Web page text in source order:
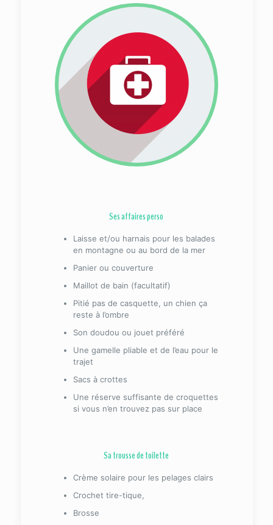
Ses affaires perso
Laisse et/ou harnais pour les balades
en montagne ou au bord de la mer
Panier ou couverture
Maillot de bain (facultatif)
Pitié pas de casquette, un chien ça
reste à l’ombre
Son doudou ou jouet préféré
Une gamelle pliable et de l’eau pour le
trajet
Sacs à crottes
Une réserve suffisante de croquettes
si vous n’en trouvez pas sur place
Sa trousse de toilette
Crème solaire pour les pelages clairs
Crochet tire-tique,
Brosse